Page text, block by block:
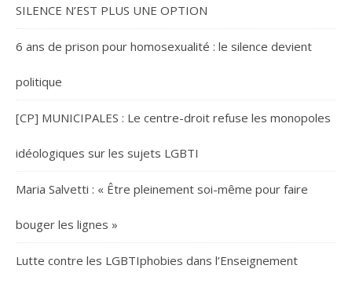
SILENCE N’EST PLUS UNE OPTION
6 ans de prison pour homosexualité : le silence devient
politique
[CP] MUNICIPALES : Le centre-droit refuse les monopoles
idéologiques sur les sujets LGBTI
Maria Salvetti : « Être pleinement soi-même pour faire
bouger les lignes »
Lutte contre les LGBTIphobies dans l’Enseignement